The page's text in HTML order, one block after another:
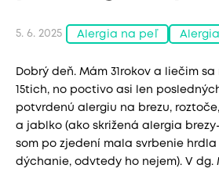
5. 6. 2025 Alergia na peľ
Dobrý deň. Mám 31rokov a liečim
15tich, no poctivo asi len
potvrdenú alergiu na brezu,
a jablko (ako skrižená alergia
som po zjedení mala svrbenie hrdla
dýchanie, odvtedy ho nejem). V dg.